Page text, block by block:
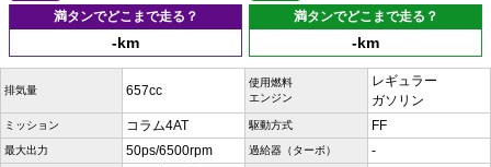
満タンでどこまで走る？
-km
満タンでどこまで走る？
-km
排気量 657cc
使用燃料
エンジン
レギュラー
ガソリン
ミッション コラム4AT 駆動方式 FF
最大出力 50ps/6500rpm 過給器（ターボ） -